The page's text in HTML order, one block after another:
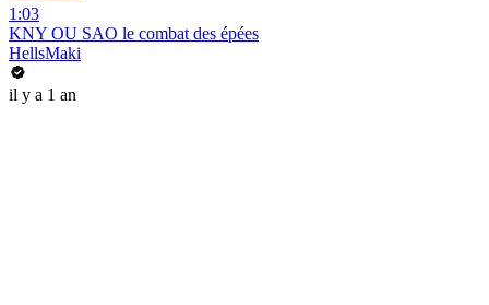
1:03
KNY OU SAO le combat des épées
HellsMaki
il y a 1 an